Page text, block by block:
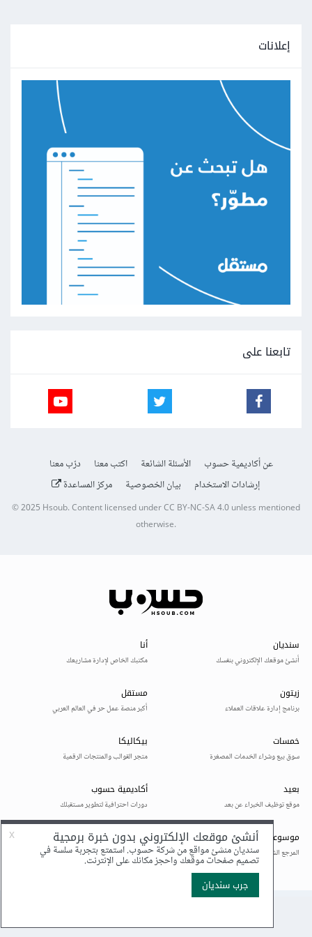
إعلانات
تابعنا على
عن أكاديمية حسوب الأسئلة الشائعة اكتب معنا
درّب معنا
إرشادات الاستخدام
بيان الخصوصية مركز المساعدة
© 2025Hsoub.Content licensed underCC BY-NC-SA 4.0unless mentioned
otherwise.